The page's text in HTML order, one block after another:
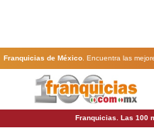
Franquicias de México. Encuentra las
actividad. En www.100franquicias.com.mx
Franquicias. Las 100